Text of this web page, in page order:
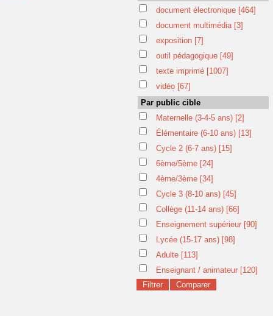
document électronique [464]
document multimédia [3]
exposition [7]
outil pédagogique [49]
texte imprimé [1007]
vidéo [67]
Par public cible
Maternelle (3-4-5 ans) [2]
Élémentaire (6-10 ans) [13]
Cycle 2 (6-7 ans) [15]
6ème/5ème [24]
4ème/3ème [34]
Cycle 3 (8-10 ans) [45]
Collège (11-14 ans) [66]
Enseignement supérieur [90]
Lycée (15-17 ans) [98]
Adulte [113]
Enseignant / animateur [120]